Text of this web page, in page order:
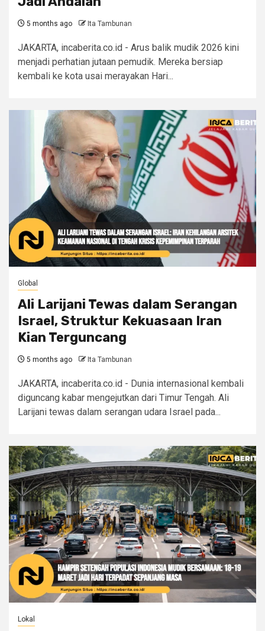
5 months ago Ita Tambunan
JAKARTA, incaberita.co.id - Arus balik mudik 2026 kini
menjadi perhatian jutaan pemudik. Mereka bersiap
kembali ke kota usai merayakan Hari...
Global
Ali Larijani Tewas dalam Serangan
Israel, Struktur Kekuasaan Iran
Kian Terguncang
5 months ago Ita Tambunan
JAKARTA, incaberita.co.id - Dunia internasional kembali
diguncang kabar mengejutkan dari Timur Tengah. Ali
Larijani tewas dalam serangan udara Israel pada...
Lokal